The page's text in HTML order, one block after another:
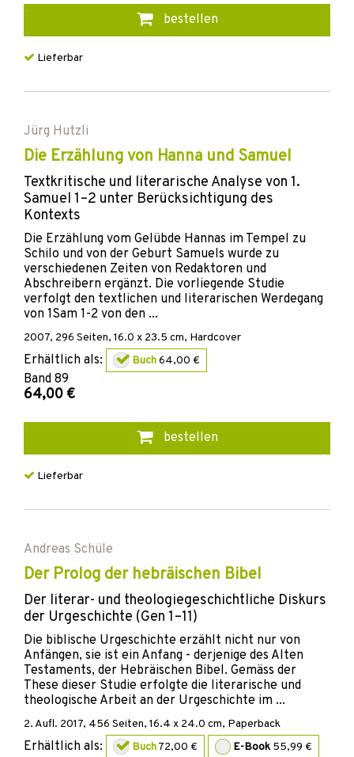
bestellen
Lieferbar
Jürg Hutzli
Die Erzählung von Hanna und Samuel
Textkritische und literarische Analyse von 1.
Samuel 1–2 unter Berücksichtigung des
Kontexts
Die Erzählung vom Gelübde Hannas im Tempel zu
Schilo und von der Geburt Samuels wurde zu
verschiedenen Zeiten von Redaktoren und
Abschreibern ergänzt. Die vorliegende Studie
verfolgt den textlichen und literarischen Werdegang
von 1Sam 1-2 von den ...
2007, 296 Seiten, 16.0 x 23.5 cm, Hardcover
Erhältlich als: Buch64,00 €
Band 89
64,00 €
bestellen
Lieferbar
Andreas Schüle
Der Prolog der hebräischen Bibel
Der literar- und theologiegeschichtliche Diskurs
der Urgeschichte (Gen 1–11)
Die biblische Urgeschichte erzählt nicht nur von
Anfängen, sie ist ein Anfang - derjenige des Alten
Testaments, der Hebräischen Bibel. Gemäss der
These dieser Studie erfolgte die literarische und
theologische Arbeit an der Urgeschichte im ...
2. Aufl. 2017, 456 Seiten, 16.4 x 24.0 cm, Paperback
Erhältlich als: Buch72,00 € E-Book 55,99 €